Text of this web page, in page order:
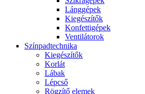
Lánggépek
Kiegészítők
Konfettigépek
Ventilátorok
Színpadtechnika
Kiegészítők
Korlát
Lábak
Lépcső
Rögzítő elemek